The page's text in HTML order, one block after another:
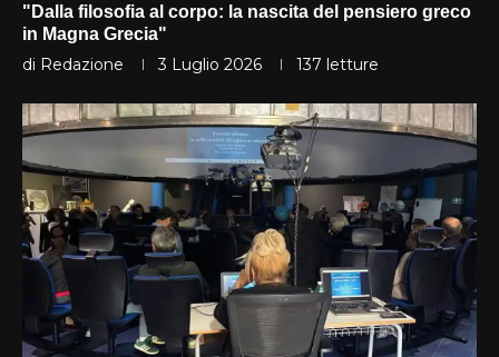
"Dalla filosofia al corpo: la nascita del pensiero greco
in Magna Grecia"
di Redazione 3 Luglio 2026 137 letture